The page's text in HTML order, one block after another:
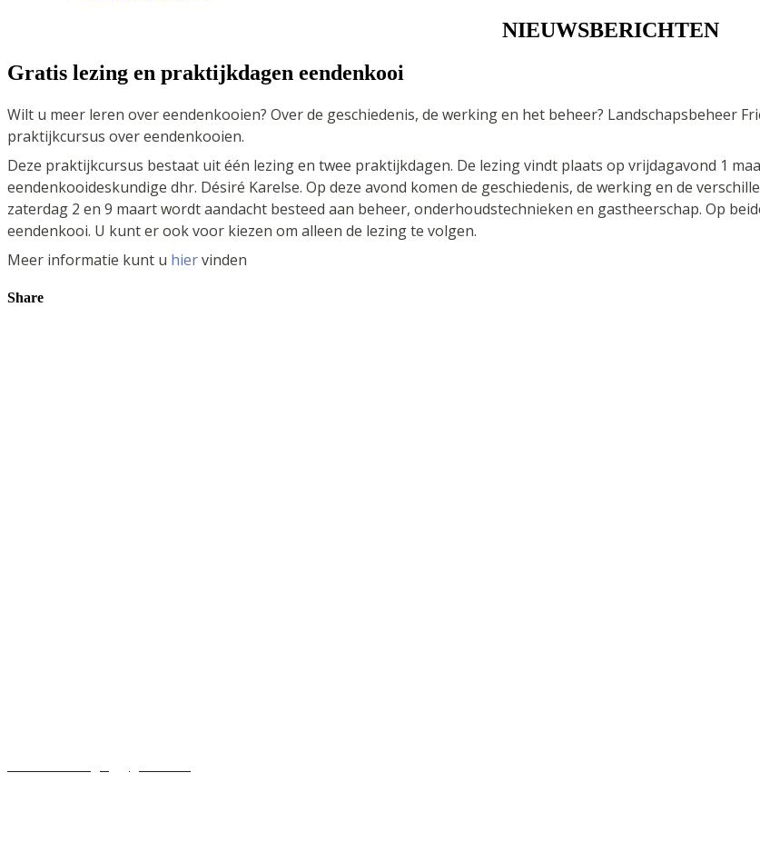
NIEUWSBERICHTEN
Gratis lezing en praktijkdagen eendenkooi
Wilt u meer leren over eendenkooien? Over de geschiedenis, de werking en het beheer? Landschapsbeheer
praktijkcursus over eendenkooien.
Deze praktijkcursus bestaat uit één lezing en twee praktijkdagen. De lezing vindt plaats op vrijdagavond 1
eendenkooideskundige dhr. Désiré Karelse. Op deze avond komen de geschiedenis, de werking en de
zaterdag 2 en 9 maart wordt aandacht besteed aan beheer, onderhoudstechnieken en gastheerschap. Op
eendenkooi. U kunt er ook voor kiezen om alleen de lezing te volgen.
Meer informatie kunt u hiervinden
Share